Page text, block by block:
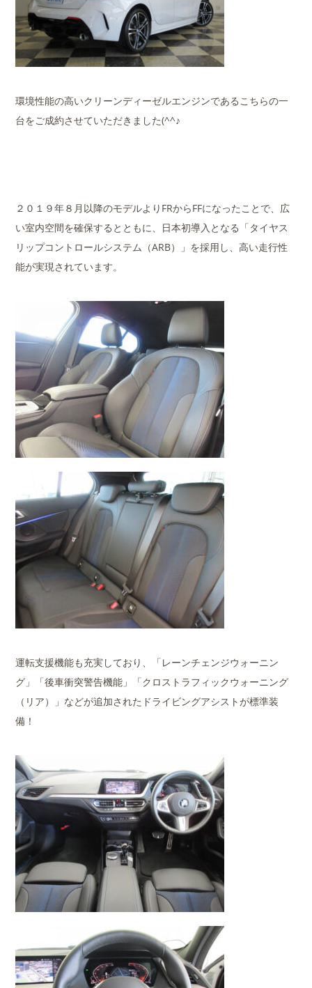
環境性能の高いクリーンディーゼルエンジンであるこちらの一
台をご成約させていただきました(^^♪
２０１９年８月以降のモデルよりFRからFFになったことで、広
い室内空間を確保するとともに、日本初導入となる「タイヤス
リップコントロールシステム（ARB）」を採用し、高い走行性
能が実現されています。
運転支援機能も充実しており、「レーンチェンジウォーニン
グ」「後車衝突警告機能」「クロストラフィックウォーニング
（リア）」などが追加されたドライビングアシストが標準装
備！